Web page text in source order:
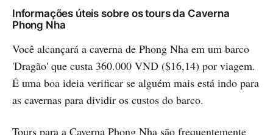
Informações úteis sobre os tours da Caverna
Phong Nha
Você alcançará a caverna de Phong Nha em um barco
'Dragão' que custa 360.000 VND ($16,14) por viagem.
É uma boa ideia verificar se alguém mais está indo para
as cavernas para dividir os custos do barco.
Tours para a Caverna Phong Nha são frequentemente